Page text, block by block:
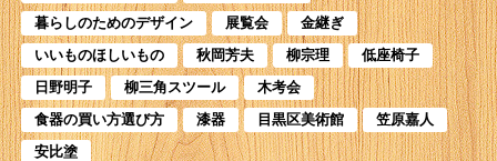
暮らしのためのデザイン
展覧会
金継ぎ
いいものほしいもの
秋岡芳夫 柳宗理
低座椅子
日野明子
柳三角スツール
木考会
食器の買い方選び方
漆器 目黒区美術館
笠原嘉人
安比塗